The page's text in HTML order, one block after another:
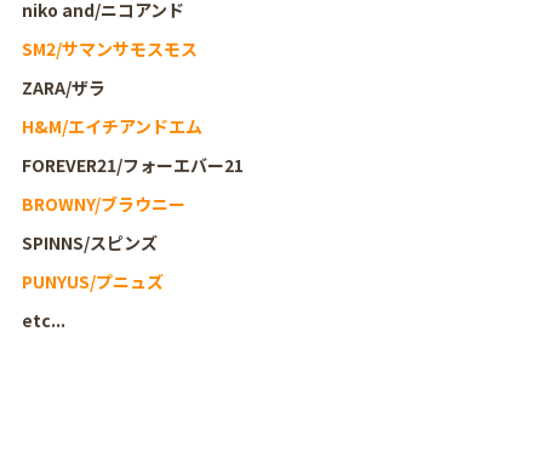
niko and/ニコアンド
SM2/サマンサモスモス
ZARA/ザラ
H&M/エイチアンドエム
FOREVER21/フォーエバー21
BROWNY/ブラウニー
SPINNS/スピンズ
PUNYUS/プニュズ
etc...